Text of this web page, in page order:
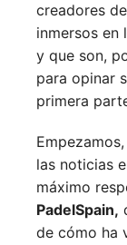
creadores
inmersos en
y que son,
para opinar
primera
las noticias
máximo
PadelSpain,
de cómo ha